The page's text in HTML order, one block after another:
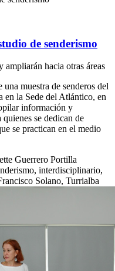
de senderismo
hacia otras áreas
muestra de senderos del
en la Sede del Atlántico, en
información y
se dedican de
se practican en el medio
Guerrero Portilla
interdisciplinario,
Solano, Turrialba